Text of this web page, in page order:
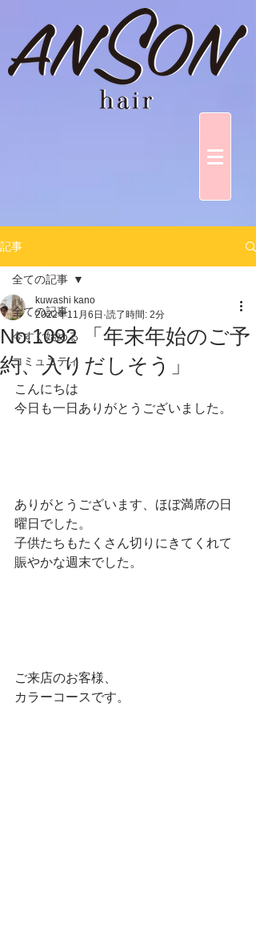
記事
全ての記事
今すぐ始める
コミュニティ
全ての記事
No.1092 「年末年始のご予
約、入りだしそう」
kuwashi kano
2022年11月6日 読了時間: 2分
こんにちは
今日も一日ありがとうございました。
ありがとうございます、ほぼ満席の日
曜日でした。
子供たちもたくさん切りにきてくれて
賑やかな週末でした。
ご来店のお客様、
カラーコースです。